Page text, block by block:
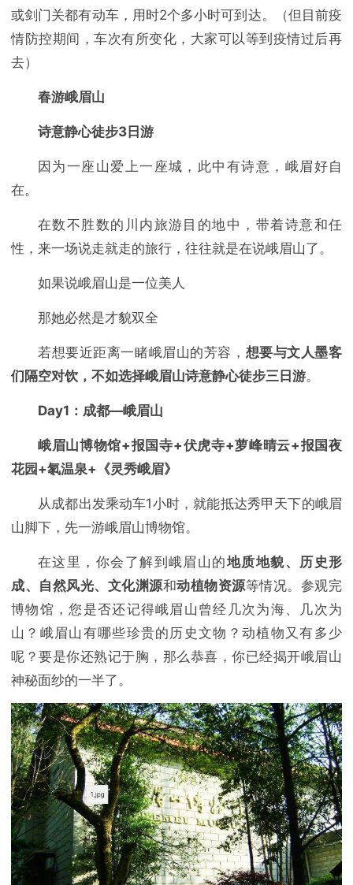
或剑门关都有动车，用时2个多小时可到达。（但目前疫
情防控期间，车次有所变化，大家可以等到疫情过后再
去）
春游峨眉山
诗意静心徒步3日游
因为一座山爱上一座城，此中有诗意，峨眉好自
在。
在数不胜数的川内旅游目的地中，带着诗意和任
性，来一场说走就走的旅行，往往就是在说峨眉山了。
如果说峨眉山是一位美人
那她必然是才貌双全
若想要近距离一睹峨眉山的芳容， 想要与文人墨客
们隔空对饮，不如选择峨眉山诗意静心徒步三日游。
Day1：成都—峨眉山
峨眉山博物馆+报国寺+伏虎寺+萝峰晴云+报国夜
花园+氡温泉+《灵秀峨眉》
从成都出发乘动车1小时，就能抵达秀甲天下的峨眉
山脚下，先一游峨眉山博物馆。
在这里，你会了解到峨眉山的地质地貌、历史形
成、自然风光、文化渊源和动植物资源等情况。参观完
博物馆，您是否还记得峨眉山曾经几次为海、几次为
山？峨眉山有哪些珍贵的历史文物？动植物又有多少
呢？要是你还熟记于胸，那么恭喜，你已经揭开峨眉山
神秘面纱的一半了。